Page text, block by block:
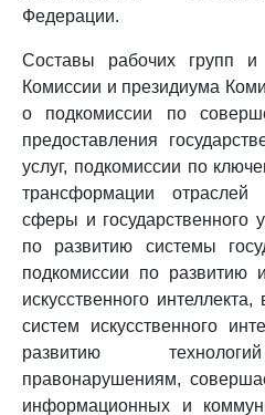
Федерации.
Составы рабочих групп
Комиссии и президиума
о подкомиссии по
предоставления
услуг, подкомиссии по
трансформации отраслей
сферы и государственного
по развитию системы
подкомиссии по развитию
искусственного
систем искусственного
развитию
правонарушениям,
информационных и